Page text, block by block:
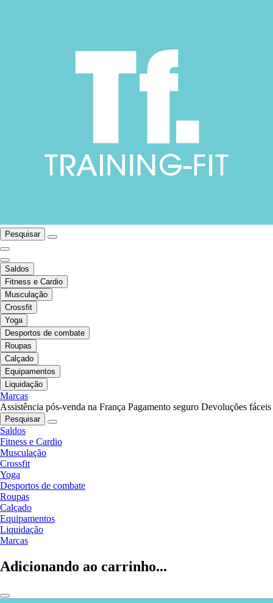
Pesquisar
Saldos
Fitness e Cardio
Musculação
Crossfit
Yoga
Desportos de combate
Roupas
Calçado
Equipamentos
Liquidação
Marcas
Assistência pós-venda na França Pagamento seguro Devoluções fáceis
Pesquisar
Saldos
Fitness e Cardio
Musculação
Crossfit
Yoga
Desportos de combate
Roupas
Calçado
Equipamentos
Liquidação
Marcas
Adicionando ao carrinho...